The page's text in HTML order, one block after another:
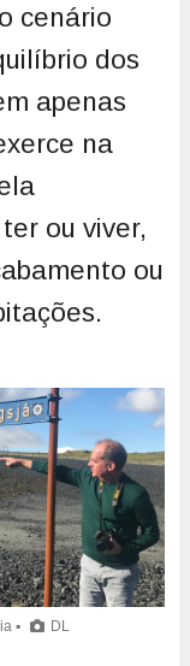
cenário
dos
apenas
na
ou viver,
ou
▪ DL